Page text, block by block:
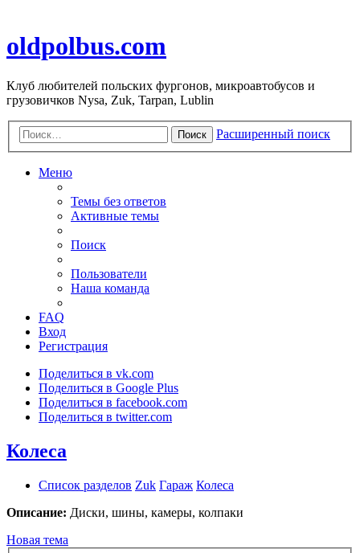
oldpolbus.com
Клуб любителей польских фургонов, микроавтобусов и
грузовичков Nysa, Zuk, Tarpan, Lublin
Поиск Расширенный поиск
Меню
Темы без ответов
Активные темы
Поиск
Пользователи
Наша команда
FAQ
Вход
Регистрация
Поделиться в vk.com
Поделиться в Google Plus
Поделиться в facebook.com
Поделиться в twitter.com
Колеса
Список разделов Zuk Гараж Колеса
Описание: Диски, шины, камеры, колпаки
Новая тема